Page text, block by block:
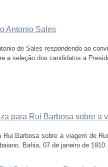
Antonio Sales
de Sales respondendo ao
a seleção dos candidatos a
para Rui Barbosa sobre a
Barbosa sobre a viagem de
Bahia, 07 de janeiro de